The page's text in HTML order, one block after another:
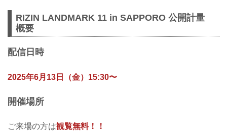
RIZIN LANDMARK 11 in SAPPORO 公開計量
概要
配信日時
2025年6月13日（金）15:30〜
開催場所
ご来場の方は観覧無料！！